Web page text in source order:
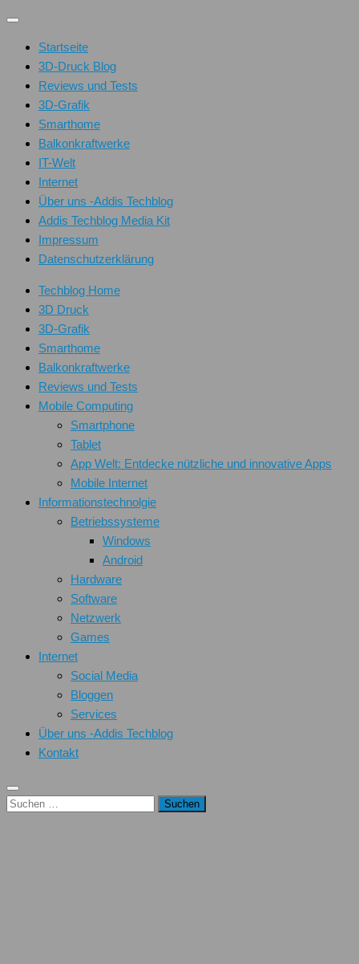
Unter
Inhalt
Startseite
3D-Druck Blog
Reviews und Tests
3D-Grafik
Smarthome
Balkonkraftwerke
IT-Welt
Internet
Über uns -Addis Techblog
Addis Techblog Media Kit
Impressum
Datenschutzerklärung
Techblog Home
3D Druck
3D-Grafik
Smarthome
Balkonkraftwerke
Reviews und Tests
Mobile Computing
Smartphone
Tablet
App Welt: Entdecke nützliche und innovative Apps
Mobile Internet
Informationstechnolgie
Betriebssysteme
Windows
Android
Hardware
Software
Netzwerk
Games
Internet
Social Media
Bloggen
Services
Über uns -Addis Techblog
Kontakt
Suchen